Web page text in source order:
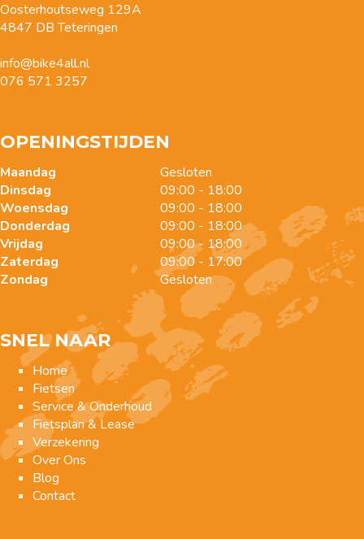
Oosterhoutseweg 129A
4847 DB Teteringen
info@bike4all.nl
076 571 3257
OPENINGSTIJDEN
Maandag
Dinsdag
Woensdag
Donderdag
Vrijdag
Zaterdag
Zondag
Gesloten
09:00 - 18:00
09:00 - 18:00
09:00 - 18:00
09:00 - 18:00
09:00 - 17:00
Gesloten
SNEL NAAR
Home
Fietsen
Service & Onderhoud
Fietsplan & Lease
Verzekering
Over Ons
Blog
Contact